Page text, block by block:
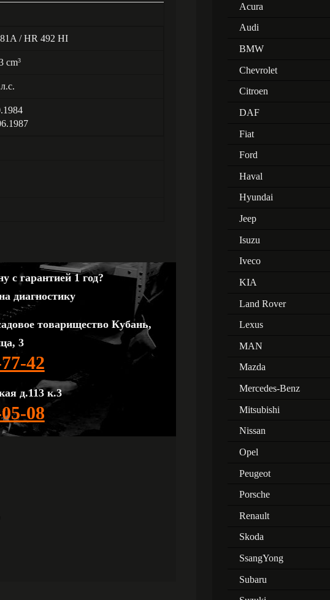
/ HR 492 HI
cm3
с гарантией 1 год?
диагностику
товарищество Кубань,
3
42
д.113 к.3
08
Acura
Audi
BMW
Chevrolet
Citroen
DAF
Fiat
Ford
Haval
Hyundai
Jeep
Isuzu
Iveco
KIA
Land Rover
Lexus
MAN
Mazda
Mercedes-Benz
Mitsubishi
Nissan
Opel
Peugeot
Porsche
Renault
Skoda
SsangYong
Subaru